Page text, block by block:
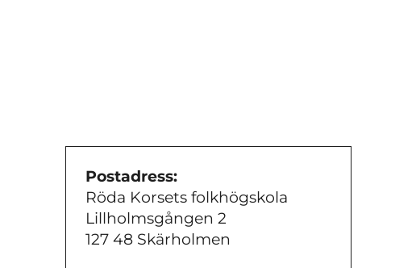
Postadress:
Röda Korsets folkhögskola
Lillholmsgången 2
127 48 Skärholmen